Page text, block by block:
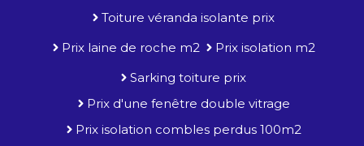
Toiture véranda isolante prix
Prix laine de roche m2
Prix isolation m2
Sarking toiture prix
Prix d'une fenêtre double vitrage
Prix isolation combles perdus 100m2